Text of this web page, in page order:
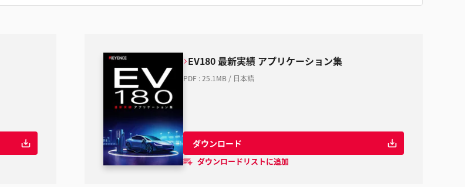
EV180 最新実績 アプリケーション集
PDF :25.1MB / 日本語
ダウンロード
ダウンロードリストに追加